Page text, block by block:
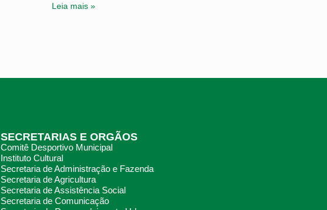
Leia mais »
SECRETARIAS E ORGÃOS
Comitê Desportivo Municipal
Instituto Cultural
Secretaria de Administração e Fazenda
Secretaria de Agricultura
Secretaria de Assistência Social
Secretaria de Comunicação